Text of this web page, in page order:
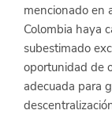
mencionado en
Colombia haya
subestimado
oportunidad de
adecuada para